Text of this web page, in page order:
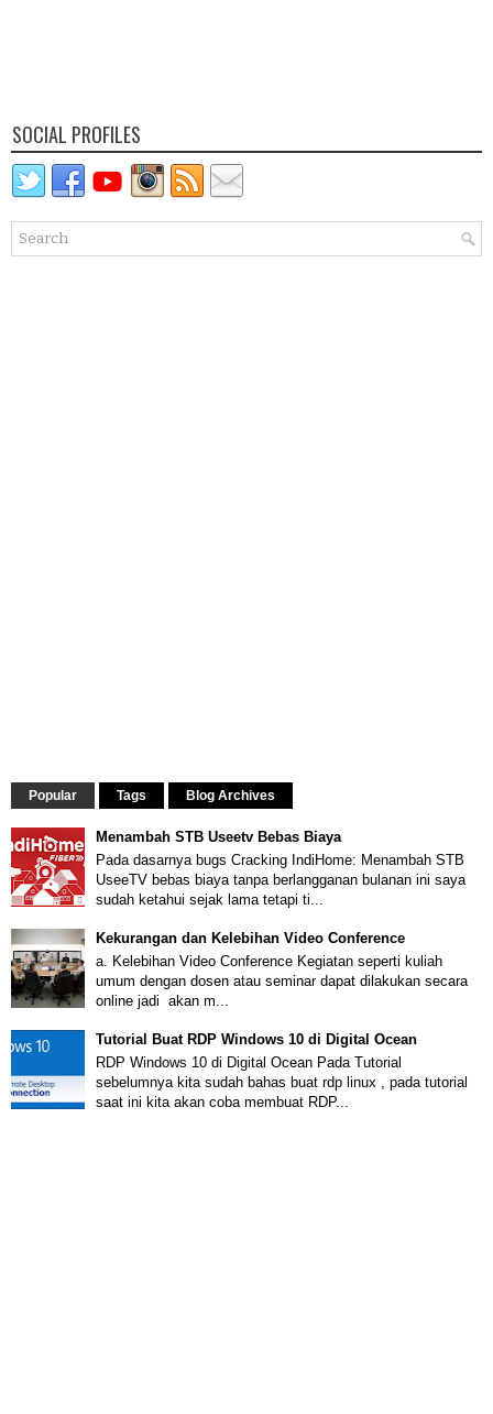
SOCIAL PROFILES
Popular Tags Blog Archives
Menambah STB Useetv Bebas Biaya
Pada dasarnya bugs Cracking IndiHome: Menambah STB
UseeTV bebas biaya tanpa berlangganan bulanan ini saya
sudah ketahui sejak lama tetapi ti...
Kekurangan dan Kelebihan Video Conference
a. Kelebihan Video Conference Kegiatan seperti kuliah
umum dengan dosen atau seminar dapat dilakukan secara
online jadi akan m...
Tutorial Buat RDP Windows 10 di Digital Ocean
RDP Windows 10 di Digital Ocean Pada Tutorial
sebelumnya kita sudah bahas buat rdp linux , pada tutorial
saat ini kita akan coba membuat RDP...